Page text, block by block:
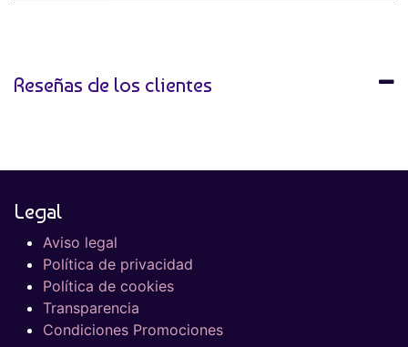
Reseñas de los clientes
Legal
Aviso legal
Política de privacidad
Política de cookies
Transparencia
Condiciones Promociones